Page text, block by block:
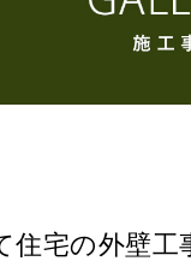
住宅の外壁工